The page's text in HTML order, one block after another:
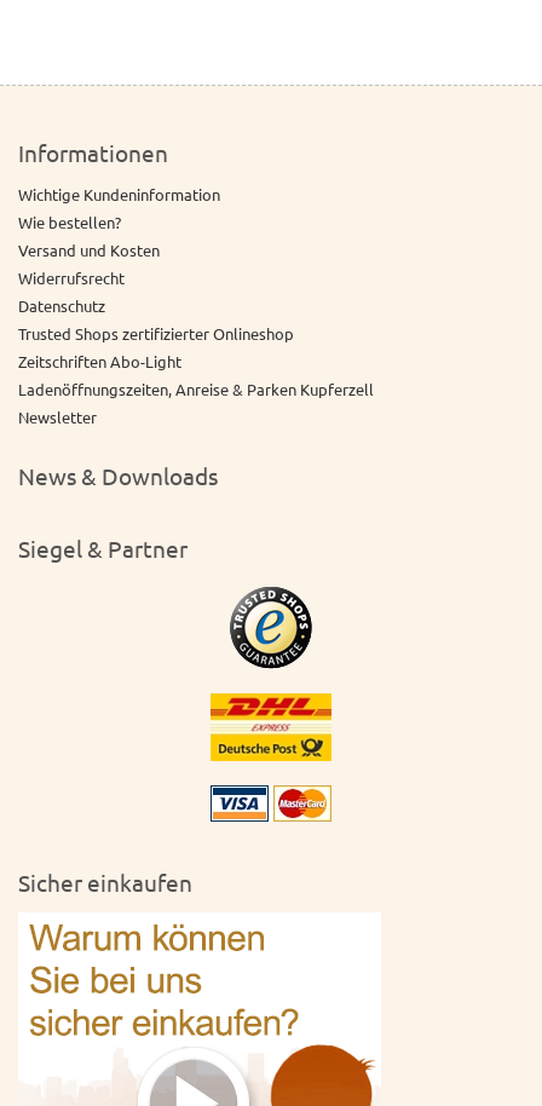
Informationen
Wichtige Kundeninformation
Wie bestellen?
Versand und Kosten
Widerrufsrecht
Datenschutz
Trusted Shops zertifizierter Onlineshop
Zeitschriften Abo-Light
Ladenöffnungszeiten, Anreise & Parken Kupferzell
Newsletter
News & Downloads
Siegel & Partner
Sicher einkaufen